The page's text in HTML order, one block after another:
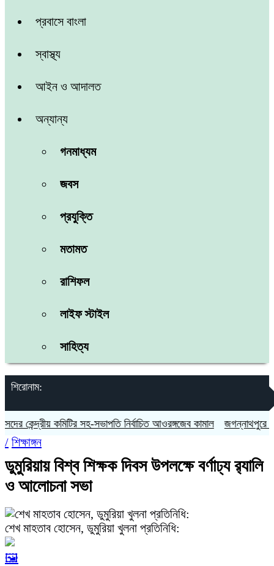
প্রবাসে বাংলা
স্বাস্থ্য
আইন ও আদালত
অন্যান্য
গনমাধ্যম
জবস
প্রযুক্তি
মতামত
রাশিফল
লাইফ স্টাইল
সাহিত্য
শিরোনাম:
কমিটির সহ-সভাপতি নির্বাচিত আওরঙ্গজেব কামাল জগন্নাথপুরে নৌকা
/ শিক্ষাঙ্গন
ডুমুরিয়ায় বিশ্ব শিক্ষক দিবস উপলক্ষে বর্ণাঢ্য র‍্যালি
ও আলোচনা সভা
শেখ মাহতাব হোসেন, ডুমুরিয়া খুলনা প্রতিনিধি:
🖼️